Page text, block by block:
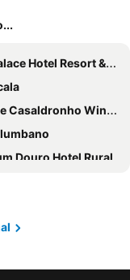
Hotel Resort & Spa
Wine Hotel
Douro Hotel Rural
& Life
Hotel - Quinta da Pacheca